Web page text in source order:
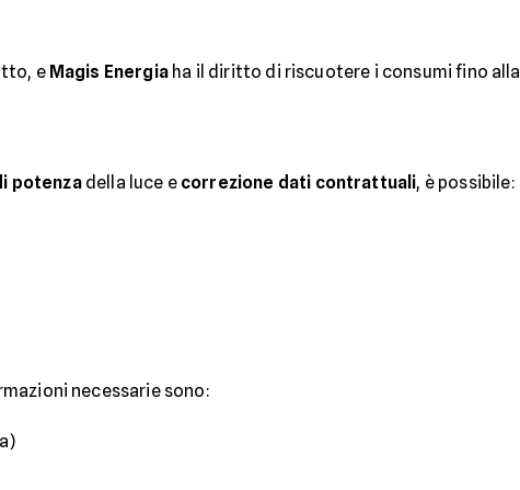
e Magis Energiaha il diritto di riscuotere i consumi fino alla
potenzadella luce e correzione dati contrattuali, è possibile:
necessarie sono: